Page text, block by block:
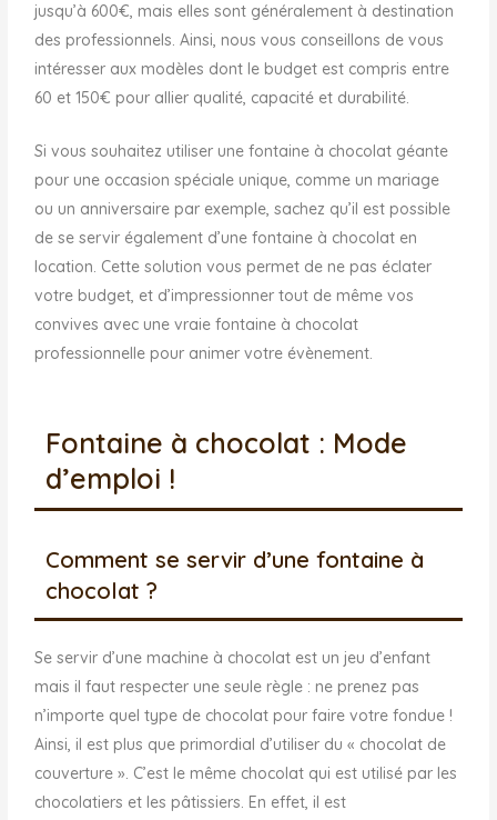
jusqu’à 600€, mais elles sont généralement à destination
des professionnels. Ainsi, nous vous conseillons de vous
intéresser aux modèles dont le budget est compris entre
60 et 150€ pour allier qualité, capacité et durabilité.
Si vous souhaitez utiliser une fontaine à chocolat géante
pour une occasion spéciale unique, comme un mariage
ou un anniversaire par exemple, sachez qu’il est possible
de se servir également d’une fontaine à chocolat en
location. Cette solution vous permet de ne pas éclater
votre budget, et d’impressionner tout de même vos
convives avec une vraie fontaine à chocolat
professionnelle pour animer votre évènement.
Fontaine à chocolat : Mode
d’emploi !
Comment se servir d’une fontaine à
chocolat ?
Se servir d’une machine à chocolat est un jeu d’enfant
mais il faut respecter une seule règle : ne prenez pas
n’importe quel type de chocolat pour faire votre fondue !
Ainsi, il est plus que primordial d’utiliser du « chocolat de
couverture ». C’est le même chocolat qui est utilisé par les
chocolatiers et les pâtissiers. En effet, il est